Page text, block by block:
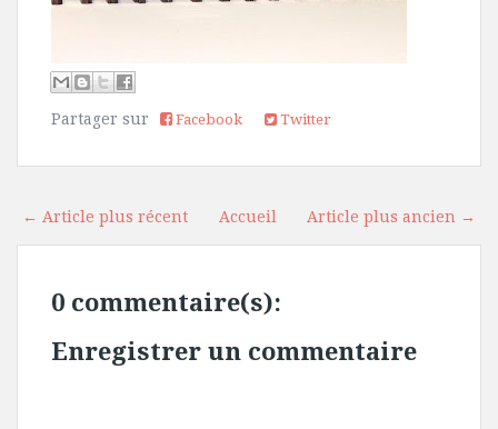
Partager sur Facebook Twitter
← Article plus récent Article plus ancien →
Accueil
0 commentaire(s):
Enregistrer un commentaire